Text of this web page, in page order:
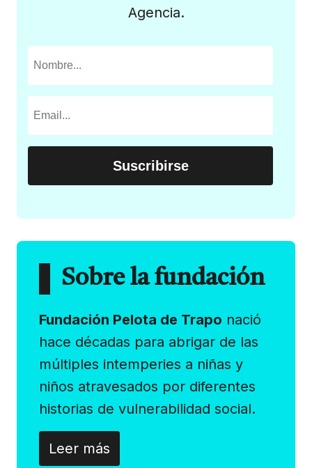
Agencia.
Sobre la fundación
Fundación Pelota de Trapo nació
hace décadas para abrigar de las
múltiples intemperies a niñas y
niños atravesados por diferentes
historias de vulnerabilidad social.
Leer más